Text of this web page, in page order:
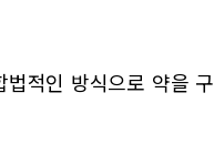
적인 방식으로 약을 구